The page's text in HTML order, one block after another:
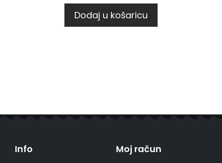
Dodaj u košaricu
Info Moj račun